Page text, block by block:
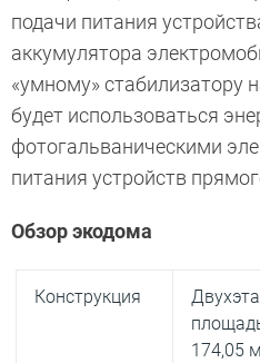
подачи питания
аккумулятора
«умному» стабилизатору
будет использоваться
фотогальваническими
питания устройств
Обзор экодома
Конструкция
174,05